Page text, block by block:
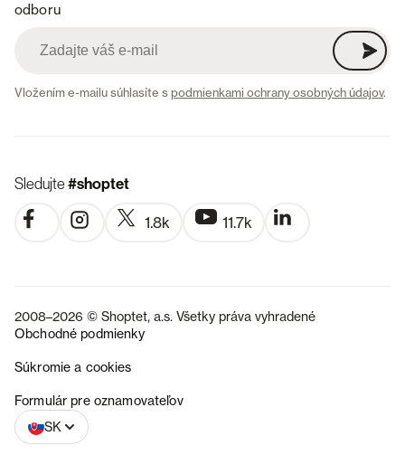
odboru
Vložením e-mailu súhlasíte spodmienkami ochrany osobných údajov.
Sledujte#shoptet
1.8k 11.7k
2008–2026 © Shoptet, a.s. Všetky práva vyhradené
Obchodné podmienky
Súkromie a cookies
Formulár pre oznamovateľov
SK